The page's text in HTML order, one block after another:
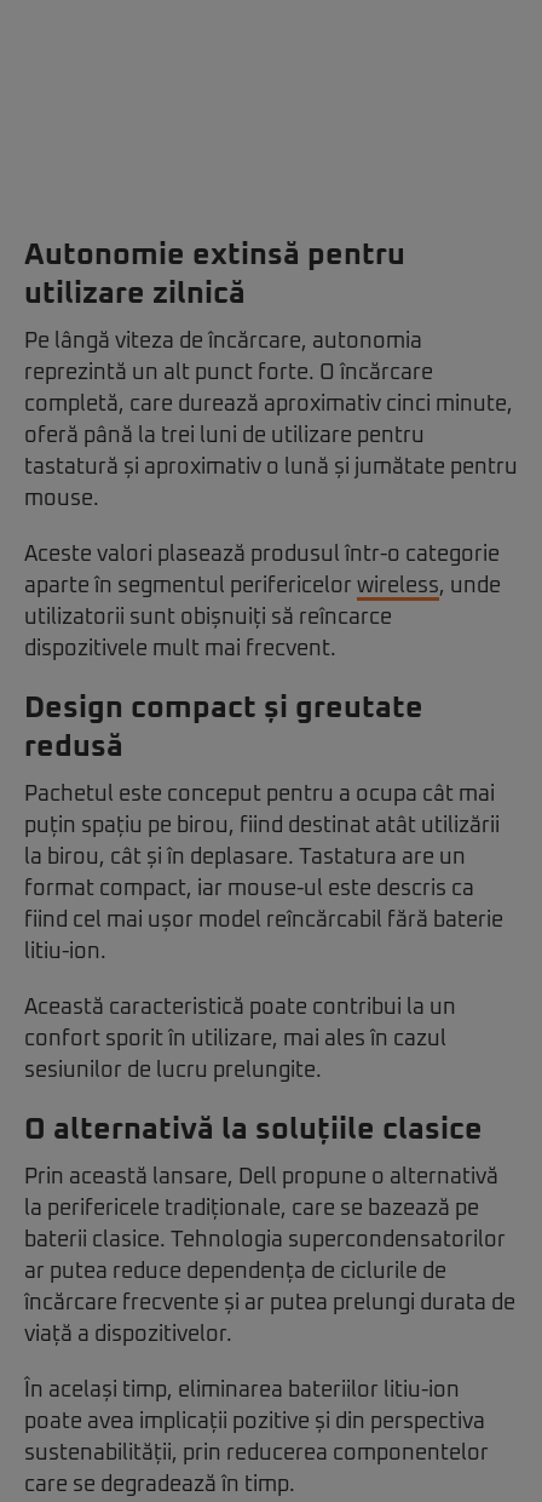
Autonomie extinsă pentru
utilizare zilnică
Pe lângă viteza de încărcare, autonomia
reprezintă un alt punct forte. O încărcare
completă, care durează aproximativ cinci minute,
oferă până la trei luni de utilizare pentru
tastatură și aproximativ o lună și jumătate pentru
mouse.
Aceste valori plasează produsul într-o categorie
aparte în segmentul perifericelor wireless, unde
utilizatorii sunt obișnuiți să reîncarce
dispozitivele mult mai frecvent.
Design compact și greutate
redusă
Pachetul este conceput pentru a ocupa cât mai
puțin spațiu pe birou, fiind destinat atât utilizării
la birou, cât și în deplasare. Tastatura are un
format compact, iar mouse-ul este descris ca
fiind cel mai ușor model reîncărcabil fără baterie
litiu-ion.
Această caracteristică poate contribui la un
confort sporit în utilizare, mai ales în cazul
sesiunilor de lucru prelungite.
O alternativă la soluțiile clasice
Prin această lansare, Dell propune o alternativă
la perifericele tradiționale, care se bazează pe
baterii clasice. Tehnologia supercondensatorilor
ar putea reduce dependența de ciclurile de
încărcare frecvente și ar putea prelungi durata de
viață a dispozitivelor.
În același timp, eliminarea bateriilor litiu-ion
poate avea implicații pozitive și din perspectiva
sustenabilității, prin reducerea componentelor
care se degradează în timp.